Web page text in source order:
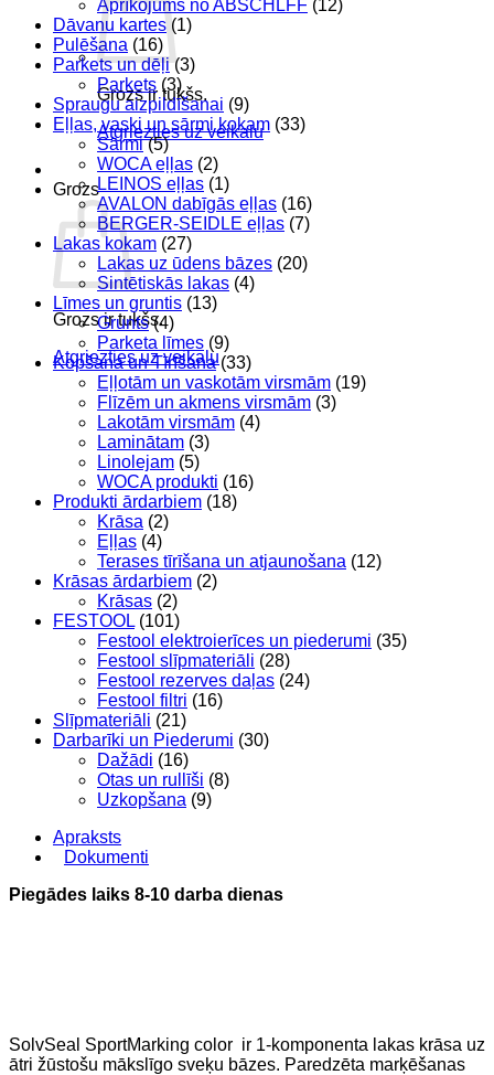
Grozs ir tukšs.
Atgriezties uz veikalu
Grozs
Grozs ir tukšs.
Atgriezties uz veikalu
Aprīkojums no ABSCHLFF (12)
Dāvanu kartes (1)
Pulēšana (16)
Parkets un dēļi (3)
Parkets (3)
Spraugu aizpildīšanai (9)
Eļļas, vaski un sārmi kokam (33)
Sārmi (5)
WOCA eļļas (2)
LEINOS eļļas (1)
AVALON dabīgās eļļas (16)
BERGER-SEIDLE eļļas (7)
Lakas kokam (27)
Lakas uz ūdens bāzes (20)
Sintētiskās lakas (4)
Līmes un gruntis (13)
Grunts (4)
Parketa līmes (9)
Kopšana un Tīrīšana (33)
Eļļotām un vaskotām virsmām (19)
Flīzēm un akmens virsmām (3)
Lakotām virsmām (4)
Laminātam (3)
Linolejam (5)
WOCA produkti (16)
Produkti ārdarbiem (18)
Krāsa (2)
Eļļas (4)
Terases tīrīšana un atjaunošana (12)
Krāsas ārdarbiem (2)
Krāsas (2)
FESTOOL (101)
Festool elektroierīces un piederumi (35)
Festool slīpmateriāli (28)
Festool rezerves daļas (24)
Festool filtri (16)
Slīpmateriāli (21)
Darbarīki un Piederumi (30)
Dažādi (16)
Otas un rullīši (8)
Uzkopšana (9)
Apraksts
Dokumenti
Piegādes laiks 8-10 darba dienas
SolvSeal SportMarking color ir 1-komponenta lakas krāsa uz
ātri žūstošu mākslīgo sveķu bāzes. Paredzēta marķēšanas